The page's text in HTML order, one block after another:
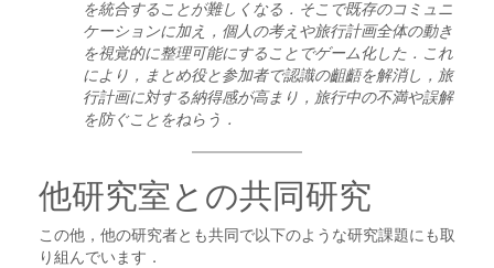
を統合することが難しくなる．そこで既存のコミュニ
ケーションに加え，個人の考えや旅行計画全体の動き
を視覚的に整理可能にすることでゲーム化した．これ
により，まとめ役と参加者で認識の齟齬を解消し，旅
行計画に対する納得感が高まり，旅行中の不満や誤解
を防ぐことをねらう．
他研究室との共同研究
この他，他の研究者とも共同で以下のような研究課題にも取
り組んでいます．